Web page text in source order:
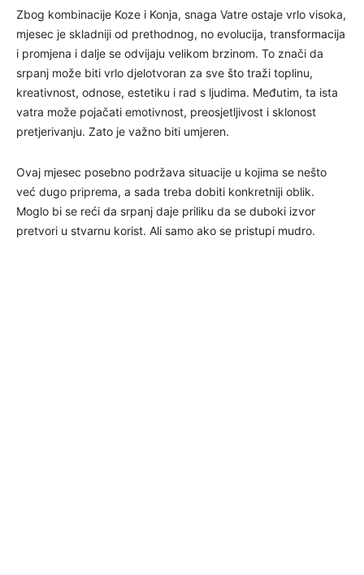
Zbog kombinacije Koze i Konja, snaga Vatre ostaje vrlo visoka,
mjesec je skladniji od prethodnog, no evolucija, transformacija
i promjena i dalje se odvijaju velikom brzinom. To znači da
srpanj može biti vrlo djelotvoran za sve što traži toplinu,
kreativnost, odnose, estetiku i rad s ljudima. Međutim, ta ista
vatra može pojačati emotivnost, preosjetljivost i sklonost
pretjerivanju. Zato je važno biti umjeren.
Ovaj mjesec posebno podržava situacije u kojima se nešto
već dugo priprema, a sada treba dobiti konkretniji oblik.
Moglo bi se reći da srpanj daje priliku da se duboki izvor
pretvori u stvarnu korist. Ali samo ako se pristupi mudro.